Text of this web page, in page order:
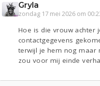
Gryla
zondag 17 mei 2026 om
Hoe is die vrouw achter
contactgegevens
terwijl je hem nog maar
zou voor mij einde